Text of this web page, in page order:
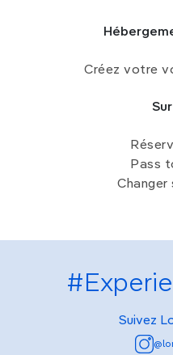
Créez votre
Pass
Changer
Suivez